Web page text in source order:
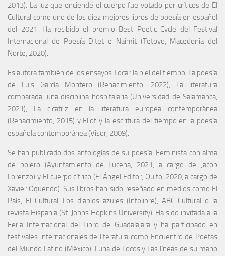
2013). La luz que enciende el cuerpo fue votado por críticos de El
Cultural como uno de los diez mejores libros de poesía en español
del 2021. Ha recibido el premio Best Poetic Cycle del Festival
Internacional de Poesía Ditet e Naimit (Tetovo, Macedonia del
Norte, 2020).
Es autora también de los ensayos Tocar la piel del tiempo. La poesía
de Luis García Montero (Renacimiento, 2022), La literatura
comparada, una disciplina hospitalaria (Universidad de Salamanca,
2021), La cicatriz en la literatura europea contemporánea
(Renacimiento, 2015) y Eliot y la escritura del tiempo en la poesía
española contemporánea (Visor, 2009).
Se han publicado dos antologías de su poesía: Feminista con alma
de bolero (Ayuntamiento de Lucena, 2021, a cargo de Jacob
Lorenzo) y El cuerpo cítrico (El Ángel Editor, Quito, 2020, a cargo de
Xavier Oquendo). Sus libros han sido reseñado en medios como El
País, El Cultural, Los diablos azules (Infolibre), ABC Cultural o la
revista Hispania (St. Johns Hopkins University). Ha sido invitada a la
Feria Internacional del Libro de Guadalajara y ha participado en
festivales internacionales de literatura como Encuentro de Poetas
del Mundo Latino (México), Luna de Locos y Las líneas de su mano